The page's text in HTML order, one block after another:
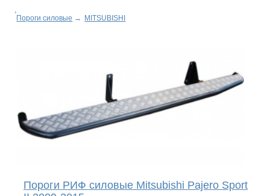
Пороги силовые → MITSUBISHI
Пороги РИФ силовые Mitsubishi Pajero Sport